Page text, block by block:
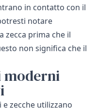
in contatto con il
notare
zecca prima che il
non significa che il
moderni
zecche utilizzano